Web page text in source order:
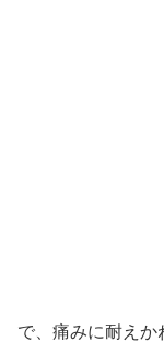
で、痛みに耐えか